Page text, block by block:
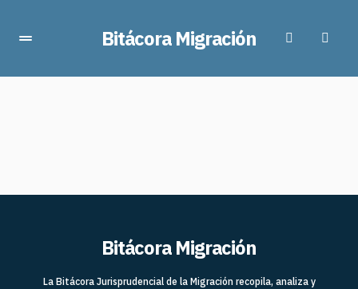
Bitácora Migración
Bitácora Migración
La Bitácora Jurisprudencial de la Migración recopila, analiza y